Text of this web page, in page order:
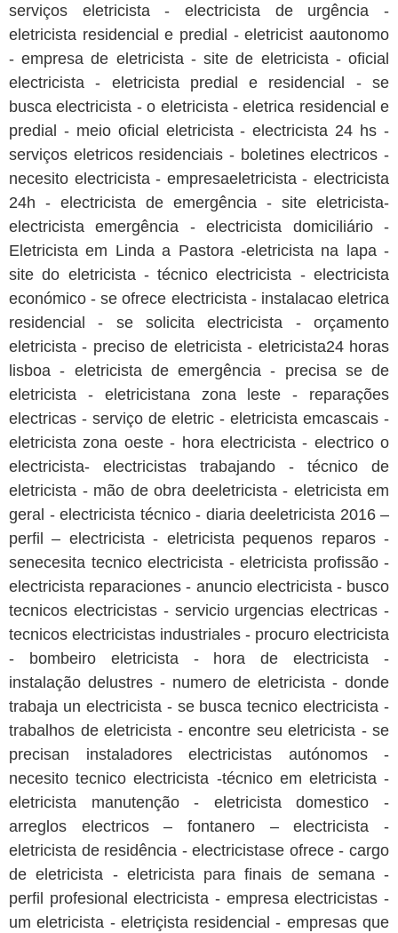
serviços eletricista - electricista de urgência -
eletricista residencial e predial - eletricist aautonomo
- empresa de eletricista - site de eletricista - oficial
electricista - eletricista predial e residencial - se
busca electricista - o eletricista - eletrica residencial e
predial - meio oficial eletricista - electricista 24 hs -
serviços eletricos residenciais - boletines electricos -
necesito electricista - empresaeletricista - electricista
24h - electricista de emergência - site eletricista-
electricista emergência - electricista domiciliário -
Eletricista em Linda a Pastora -eletricista na lapa -
site do eletricista - técnico electricista - electricista
económico - se ofrece electricista - instalacao eletrica
residencial - se solicita electricista - orçamento
eletricista - preciso de eletricista - eletricista24 horas
lisboa - eletricista de emergência - precisa se de
eletricista - eletricistana zona leste - reparações
electricas - serviço de eletric - eletricista emcascais -
eletricista zona oeste - hora electricista - electrico o
electricista- electricistas trabajando - técnico de
eletricista - mão de obra deeletricista - eletricista em
geral - electricista técnico - diaria deeletricista 2016 –
perfil – electricista - eletricista pequenos reparos -
senecesita tecnico electricista - eletricista profissão -
electricista reparaciones - anuncio electricista - busco
tecnicos electricistas - servicio urgencias electricas -
tecnicos electricistas industriales - procuro electricista
- bombeiro eletricista - hora de electricista -
instalação delustres - numero de eletricista - donde
trabaja un electricista - se busca tecnico electricista -
trabalhos de eletricista - encontre seu eletricista - se
precisan instaladores electricistas autónomos -
necesito tecnico electricista -técnico em eletricista -
eletricista manutenção - eletricista domestico -
arreglos electricos – fontanero – electricista -
eletricista de residência - electricistase ofrece - cargo
de eletricista - eletricista para finais de semana -
perfil profesional electricista - empresa electricistas -
um eletricista - eletriçista residencial - empresas que